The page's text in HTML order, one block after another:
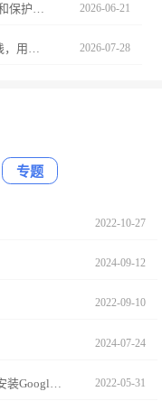
2026-06-21
google浏览器多账户管理策略经过优化实践，用户可掌握高效切换和安全设置方法，实现多账户稳定管理，提高日常办公和浏览效率，同时保证账户数据安全。 2026-07-28
专题
2022-10-27
2024-09-12
2022-09-10
2024-07-24
2022-05-31